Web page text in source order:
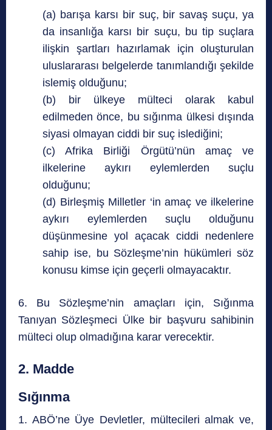
(a) barışa karsı bir suç, bir savaş suçu, ya
da insanlığa karsı bir suçu, bu tip suçlara
ilişkin şartları hazırlamak için oluşturulan
uluslararası belgelerde tanımlandığı şekilde
islemiş olduğunu;
(b) bir ülkeye mülteci olarak kabul
edilmeden önce, bu sığınma ülkesi dışında
siyasi olmayan ciddi bir suç islediğini;
(c) Afrika Birliği Örgütü’nün amaç ve
ilkelerine aykırı eylemlerden suçlu
olduğunu;
(d) Birleşmiş Milletler ‘in amaç ve ilkelerine
aykırı eylemlerden suçlu olduğunu
düşünmesine yol açacak ciddi nedenlere
sahip ise, bu Sözleşme’nin hükümleri söz
konusu kimse için geçerli olmayacaktır.
6. Bu Sözleşme’nin amaçları için, Sığınma
Tanıyan Sözleşmeci Ülke bir başvuru sahibinin
mülteci olup olmadığına karar verecektir.
2. Madde
Sığınma
1. ABÖ’ne Üye Devletler, mültecileri almak ve,